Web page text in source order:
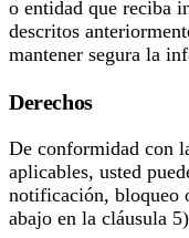
o entidad que reciba
descritos
mantener segura la
Derechos
De conformidad con
aplicables, usted
notificación, bloqueo
abajo en la cláusula